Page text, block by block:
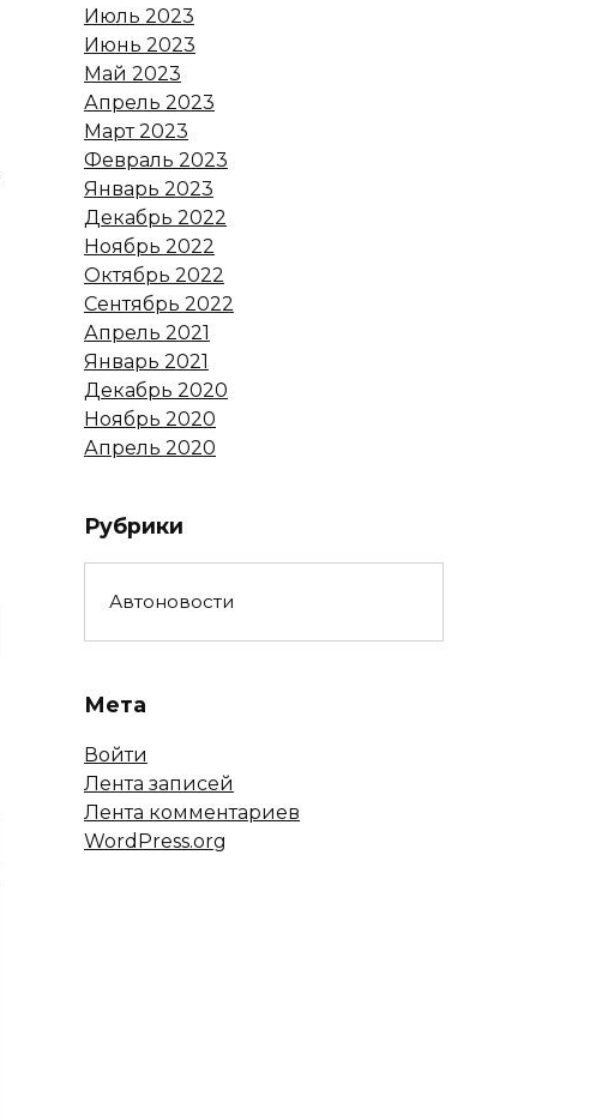
Июль 2023
Июнь 2023
Май 2023
Апрель 2023
Март 2023
Февраль 2023
Январь 2023
Декабрь 2022
Ноябрь 2022
Октябрь 2022
Сентябрь 2022
Апрель 2021
Январь 2021
Декабрь 2020
Ноябрь 2020
Апрель 2020
Рубрики
Автоновости
Мета
Войти
Лента записей
Лента комментариев
WordPress.org